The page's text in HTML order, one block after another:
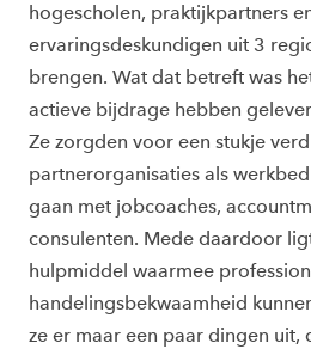
hogescholen, praktijkpartners
ervaringsdeskundigen uit 3
brengen. Wat dat betreft was
actieve bijdrage hebben
Ze zorgden voor een stukje
partnerorganisaties als
gaan met jobcoaches,
consulenten. Mede daardoor
hulpmiddel waarmee
handelingsbekwaamheid
ze er maar een paar dingen uit,